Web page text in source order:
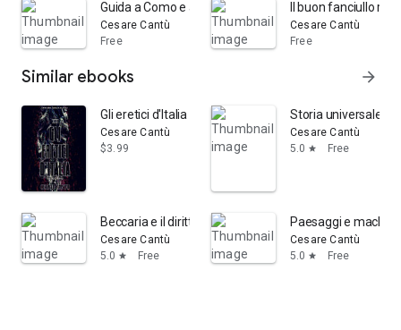
Guida a Como e al suo lago con 33 vedute intercalate
Cesare Cantù
Free
Il buon fanciullo
Cesare Cantù
Free
Similar ebooks arrow_forward
Gli eretici d'Italia Volume 3 (of 3) (Italian Language)
Cesare Cantù
$3.99
Storia universale:
Cesare Cantù
5.0 star Free
Beccaria e il diritto penale: saggio, Volume 1
Cesare Cantù
5.0 star Free
Paesaggi e
Cesare Cantù
5.0 star Free